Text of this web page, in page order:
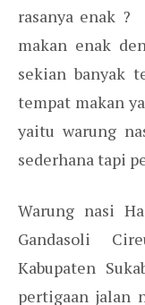
rasanya enak ?
makan enak
sekian banyak
tempat makan
yaitu warung
sederhana tapi
Warung nasi
Gandasoli
Kabupaten
pertigaan jalan